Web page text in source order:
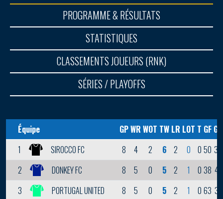
PROGRAMME & RÉSULTATS
STATISTIQUES
CLASSEMENTS JOUEURS (RNK)
SÉRIES / PLAYOFFS
Équipe GPWR WOT TW LR LOT T GF GA
1
SIROCCO FC 8 4 2 6 2 0 0 50 39
2
DONKEY FC 8 5 0 5 2 1 0 38 41
3
PORTUGAL UNITED 8 5 0 5 2 1 0 63 37